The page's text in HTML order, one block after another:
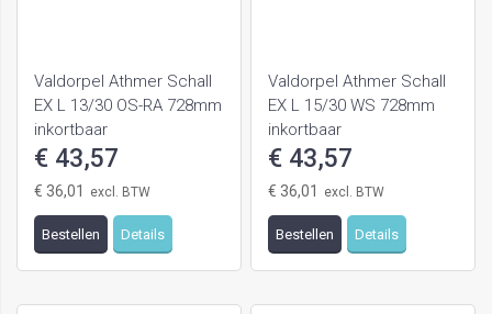
Valdorpel Athmer Schall
EX L 13/30 OS-RA 728mm
inkortbaar
€ 43,57
€ 36,01
Bestellen Details
Valdorpel Athmer Schall
EX L 15/30 WS 728mm
inkortbaar
€ 43,57
€ 36,01
Bestellen Details